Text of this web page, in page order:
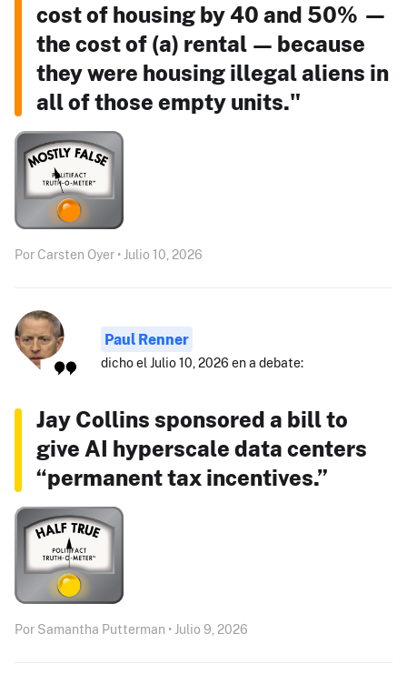
cost of housing by 40 and 50% —
the cost of (a) rental — because
they were housing illegal aliens in
all of those empty units."
Por Carsten Oyer • Julio 10, 2026
Paul Renner
dicho el Julio 10, 2026 en a debate:
Jay Collins sponsored a bill to
give AI hyperscale data centers
“permanent tax incentives.”
Por Samantha Putterman • Julio 9, 2026